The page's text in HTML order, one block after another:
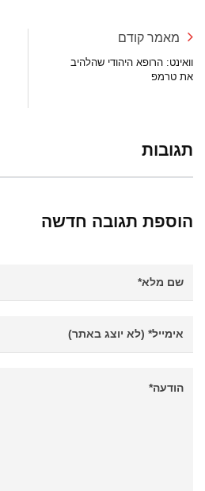
מאמר קודם
וואינט: הרופא היהודי שהלהיב
את טרמפ
תגובות
הוספת תגובה חדשה